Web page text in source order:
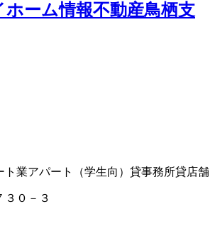
ホーム情報不動産鳥栖支
ト業アパート（学生向） 貸事務所貸店舗
３０－３